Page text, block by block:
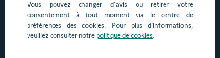
Somfypro, le site réservé aux professionnels
Vous pouvez changer d'avis ou retirer votre
consentement à tout moment via le centre de
préférences des cookies. Pour plus d’informations,
veuillez consulter notre politique de cookies